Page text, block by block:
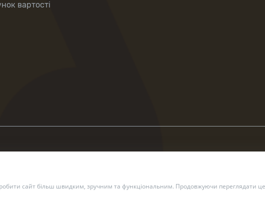
вартості
сайт більш швидким, зручним та функціональним. Продовжуючи переглядати